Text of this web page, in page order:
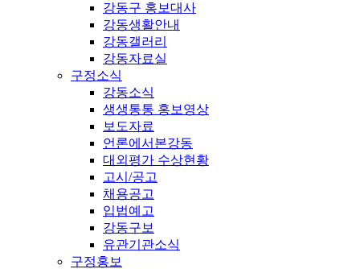
강동구 홍보대사
강동생활안내
강동갤러리
강동자료실
구정소식
강동소식
생생통통 홍보영상
보도자료
언론에서본강동
대외평가 수상현황
고시/공고
채용공고
입법예고
강동구보
유관기관소식
구정홍보